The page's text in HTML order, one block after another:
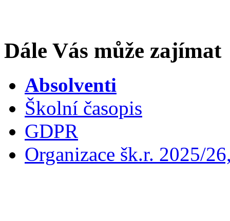
Dále Vás může zajímat
Absolventi
Školní časopis
GDPR
Organizace šk.r. 2025/